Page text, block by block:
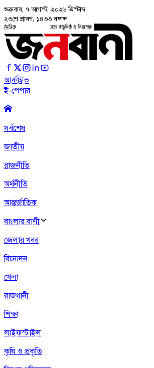
শুক্রবার, ৭ আগস্ট, ২০২৬ খ্রিস্টাব্দ
২৩শে শ্রাবণ, ১৪৩৩ বঙ্গাব্দ
আর্কাইভ
ই-পেপার
সর্বশেষ
জাতীয়
রাজনীতি
অর্থনীতি
আন্তর্জাতিক
বাংলার বাণী
জেলার খবর
বিনোদন
খেলা
রাজধানী
শিক্ষা
লাইফস্টাইল
কৃষি ও প্রকৃতি